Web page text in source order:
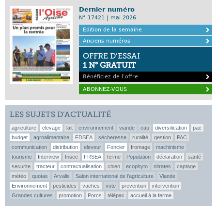
Dernier numéro
N° 17421 | mai 2026
Edition de la semaine
Anciens numéros
OFFRE D’ESSAI
1 N° GRATUIT
Bénéficiez de l’offre
ABONNEZ-VOUS
LES SUJETS D’ACTUALITÉ
agriculture elevage lait environnement viande eau diversification
pac
budget
agroalimentaire FDSEA sécheresse ruralité gestion
PAC
communication
distribution eleveur Foncier fromage
machinisme
tourisme
Interview Insee FRSEA ferme Population déclaration
santé
securite
tracteur contractualisation chien ecophyto nitrates
captage
météo
quotas Arvalis Salon international de l'agriculture
Viande
Environnement
pesticides vaches vote prevention
intervention
Grandes cultures
promotion Porcs télépac accueil à la ferme